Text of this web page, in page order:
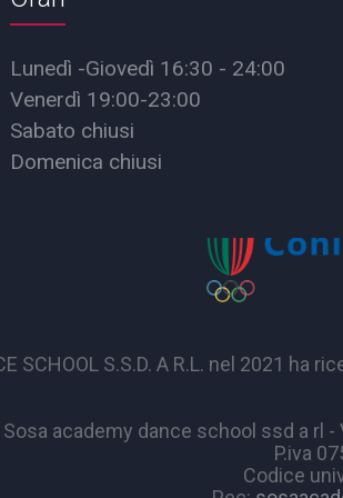
Lunedì -Giovedì 16:30 - 24:00
Venerdì 19:00-23:00
Sabato chiusi
Domenica chiusi
SCHOOL S.S.D. A R.L. nel 2021
Sosa academy dance school ssd a rl -
P.iva
Codice